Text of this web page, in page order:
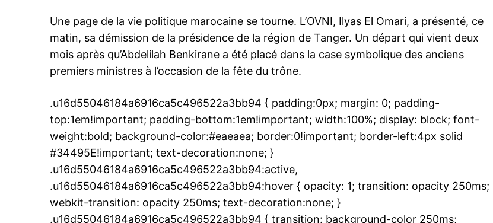
Une page de la vie politique marocaine se tourne. L’OVNI, Ilyas El Omari, a présenté, ce
matin, sa démission de la présidence de la région de Tanger. Un départ qui vient deux
mois après qu’Abdelilah Benkirane a été placé dans la case symbolique des anciens
premiers ministres à l’occasion de la fête du trône.
.u16d55046184a6916ca5c496522a3bb94 { padding:0px; margin: 0; padding-
top:1em!important; padding-bottom:1em!important; width:100%; display: block; font-
weight:bold; background-color:#eaeaea; border:0!important; border-left:4px solid
#34495E!important; text-decoration:none; }
.u16d55046184a6916ca5c496522a3bb94:active,
.u16d55046184a6916ca5c496522a3bb94:hover { opacity: 1; transition: opacity 250ms;
webkit-transition: opacity 250ms; text-decoration:none; }
.u16d55046184a6916ca5c496522a3bb94 { transition: background-color 250ms;